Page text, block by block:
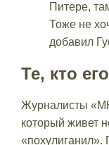
Питере,
Тоже не
добавил
Те, кто
Журналисты
который живет